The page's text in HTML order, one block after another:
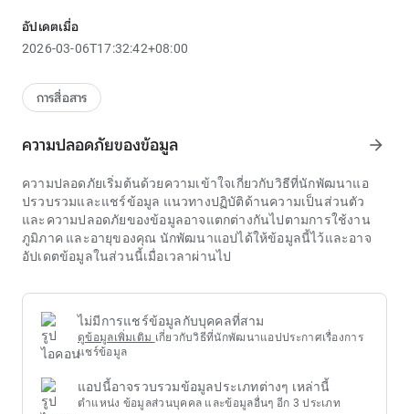
เพื่อตอบสนองความต้องการที่จะมีส่วนร่วมในการชนไก่อย่าง
สะดวก [_title_title_] จึงค่อยๆ กลายเป็นคำค้นหายอดนิยม แบบ
สะดวกนี้มักมาพร้อมกับเงื่อนไขที่ผู้เล่นจะต้องยอมรับกฎทั้งหมด
ของผู้ให้บริการระบบ [_title_title_] โดยไม่มีทางเลือกหรือถ่วงน้ำ
ด้านการจัดการทางการเงินถือเป็นรากฐานที่สำคัญเสมอ โดย
ดาวน์โหลด 789bet ผู้เล่นที่จริงจังมักจะกำหนดขีดจำกัดงบ
ประมาณที่เฉพาะเจาะจงและปฏิบัติตามกฎที่ไม่เกิน 5% ของเงิน
ทุนอย่างต่อเนื่องสำหรับการเดิมพันครั้งเดียว การบันทึกผลลัพธ์
โดยละเอียดจะช่วยประเมินประสิทธิภาพโดยรวม การตรวจจับจุด
แข็งและจุดอ่อนเพื่อเพิ่มผลกำไรในระยะยาว การจัดการอารมณ์ก็
นอกจากโอกาสในการชนะรางวัลแล้ว เกม ดาวน์โหลด 789bet ยัง
เน้นเรื่องความบันเทิงทางจิตใจเป็นอย่างมาก เกมเหล่านี้มักถูก
ออกแบบมาด้วยธีมที่หลากหลาย เนื้อเรื่องที่น่าดึงดูด ภาพกราฟิกที่
สดใส และเอฟเฟกต์เสียงที่สนุกสนาน ผู้เล่นไม่เพียงแต่ต้องการ
เสมือนจริงที่มีสีสัน และเพลิดเพลินไปกับช่วงเวลาแห่งการผ่อน
คลายและคลายความเครียดที่เกม ดาวน์โหลด 789bet มอบให้
อัปเดตเมื่อ
2026-03-06T17:32:42+08:00
การสื่อสาร
ความปลอดภัยของข้อมูล arrow_forward
ความปลอดภัยเริ่มต้นด้วยความเข้าใจเกี่ยวกับวิธีที่นักพัฒนาแอ
ปรวบรวมและแชร์ข้อมูล แนวทางปฏิบัติด้านความเป็นส่วนตัว
และความปลอดภัยของข้อมูลอาจแตกต่างกันไปตามการใช้งาน
ภูมิภาค และอายุของคุณ นักพัฒนาแอปได้ให้ข้อมูลนี้ไว้และอาจ
อัปเดตข้อมูลในส่วนนี้เมื่อเวลาผ่านไป
ไม่มีการแชร์ข้อมูลกับบุคคลที่สาม
ดูข้อมูลเพิ่มเติม เกี่ยวกับวิธีที่นักพัฒนาแอปประกาศเรื่องการ
แชร์ข้อมูล
แอปนี้อาจรวบรวมข้อมูลประเภทต่างๆ เหล่านี้
ตำแหน่ง ข้อมูลส่วนบุคคล และข้อมูลอื่นๆ อีก 3 ประเภท